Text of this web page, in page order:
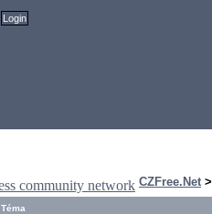
CZFree.Net
Téma